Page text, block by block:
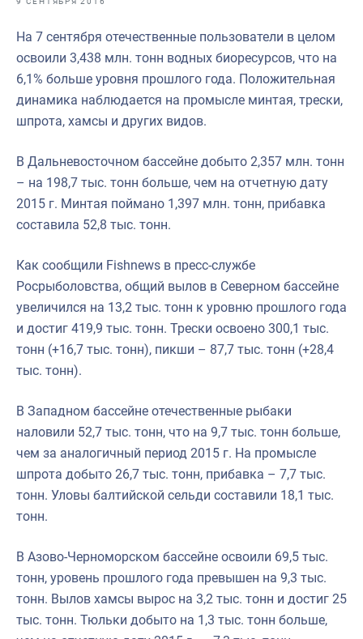
Выставки и конференции
Научно-практическая литература
Рыбоохрана России
Инфографика
Укрепление духовно-нравственных ценностей
На 7 сентября отечественные пользователи в целом
освоили 3,438 млн. тонн водных биоресурсов, что на
6,1% больше уровня прошлого года. Положительная
динамика наблюдается на промысле минтая, трески,
шпрота, хамсы и других видов.
В Дальневосточном бассейне добыто 2,357 млн. тонн
– на 198,7 тыс. тонн больше, чем на отчетную дату
2015 г. Минтая поймано 1,397 млн. тонн, прибавка
составила 52,8 тыс. тонн.
Как сообщили Fishnews в пресс-службе
Росрыболовства, общий вылов в Северном бассейне
увеличился на 13,2 тыс. тонн к уровню прошлого года
и достиг 419,9 тыс. тонн. Трески освоено 300,1 тыс.
тонн (+16,7 тыс. тонн), пикши – 87,7 тыс. тонн (+28,4
тыс. тонн).
В Западном бассейне отечественные рыбаки
наловили 52,7 тыс. тонн, что на 9,7 тыс. тонн больше,
чем за аналогичный период 2015 г. На промысле
шпрота добыто 26,7 тыс. тонн, прибавка – 7,7 тыс.
тонн. Уловы балтийской сельди составили 18,1 тыс.
тонн.
В Азово-Черноморском бассейне освоили 69,5 тыс.
тонн, уровень прошлого года превышен на 9,3 тыс.
тонн. Вылов хамсы вырос на 3,2 тыс. тонн и достиг 25
тыс. тонн. Тюльки добыто на 1,3 тыс. тонн больше,